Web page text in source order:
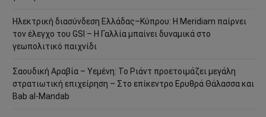
Ηλεκτρική διασύνδεση Ελλάδας–Κύπρου: Η Meridiam παίρνει
τον έλεγχο του GSI – Η Γαλλία μπαίνει δυναμικά στο
γεωπολιτικό παιχνίδι
Σαουδική Αραβία – Υεμένη: Το Ριάντ προετοιμάζει μεγάλη
στρατιωτική επιχείρηση – Στο επίκεντρο Ερυθρά Θάλασσα και
Bab al-Mandab